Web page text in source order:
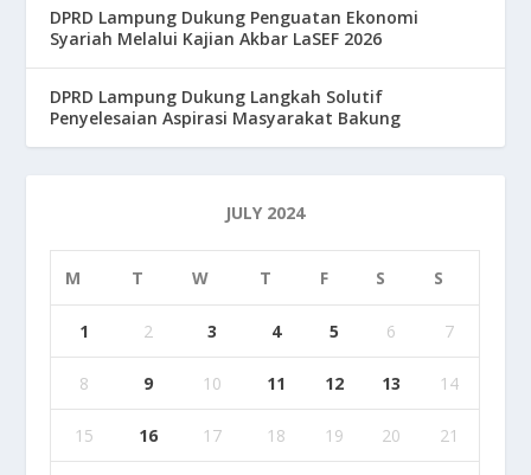
DPRD Lampung Dukung Penguatan Ekonomi
Syariah Melalui Kajian Akbar LaSEF 2026
DPRD Lampung Dukung Langkah Solutif
Penyelesaian Aspirasi Masyarakat Bakung
JULY 2024
M T W T F S S
1 2 3 4 5 6 7
8 9 10 11 12 13 14
15 16 17 18 19 20 21